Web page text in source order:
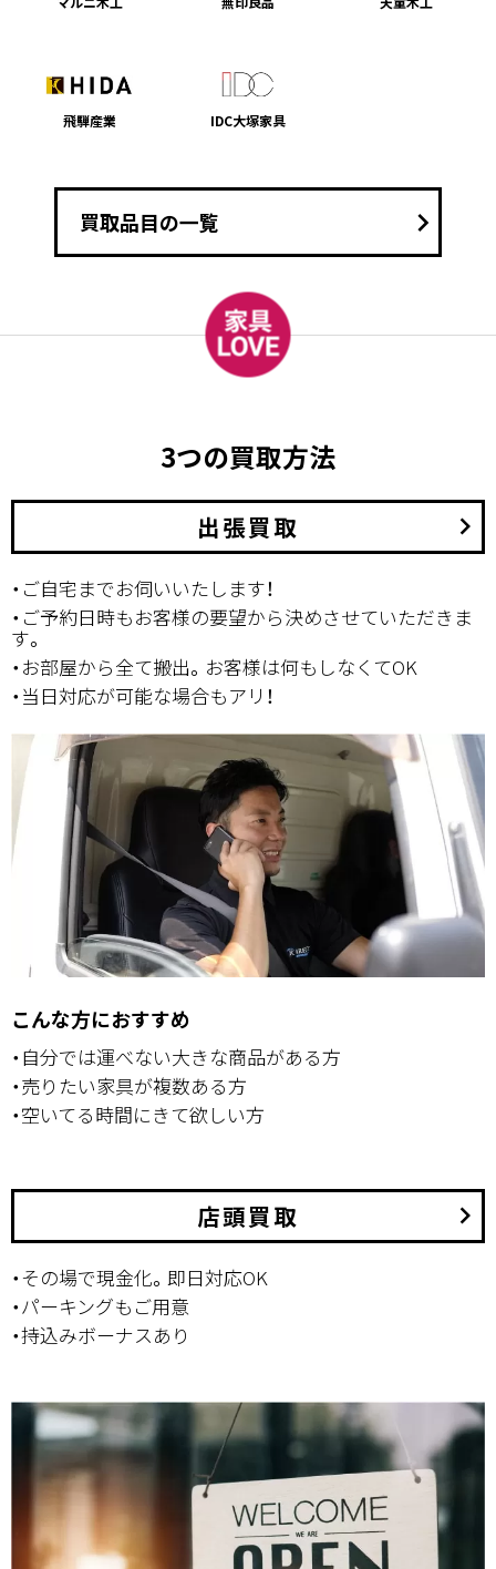
飛騨産業 IDC大塚家具
買取品目の一覧 keyboard_arrow_right
3つの買取方法
出張買取 keyboard_arrow_right
・ご自宅までお伺いいたします！
・ご予約日時もお客様の要望から決めさせていただきま
す。
・お部屋から全て搬出。お客様は何もしなくてOK
・当日対応が可能な場合もアリ！
こんな方におすすめ
・自分では運べない大きな商品がある方
・売りたい家具が複数ある方
・空いてる時間にきて欲しい方
店頭買取 keyboard_arrow_right
・その場で現金化。即日対応OK
・パーキングもご用意
・持込みボーナスあり